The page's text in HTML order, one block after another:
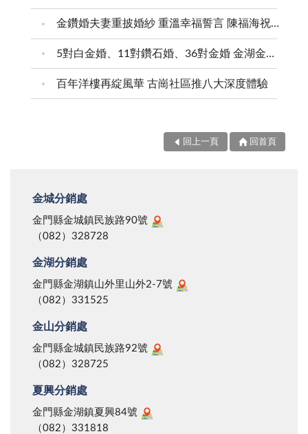
金鑽婚夫妻重披婚紗 重溫幸福誓言 陳福海祝福牽手半世紀 情深相守成典範
5對白金婚、11對鑽石婚、36對金婚 金湖金沙夫妻共享榮耀時刻 陳福海表揚金鑽婚夫妻 向半世紀相守家庭典範致敬
百年洋樓再綻風華 古崗社區推八大深度體驗
回上一頁 回首頁
金城分銷處
金門縣金城鎮民族路90號
（082）328728
金湖分銷處
金門縣金湖鎮山外里山外2-7號
（082）331525
金山分銷處
金門縣金城鎮民族路92號
（082）328725
夏興分銷處
金門縣金湖鎮夏興84號
（082）331818